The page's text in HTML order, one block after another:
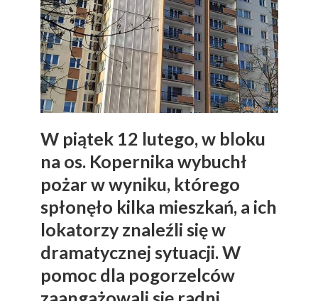
W piątek 12 lutego, w bloku
na os. Kopernika wybuchł
pożar w wyniku, którego
spłonęło kilka mieszkań, a ich
lokatorzy znaleźli się w
dramatycznej sytuacji. W
pomoc dla pogorzelców